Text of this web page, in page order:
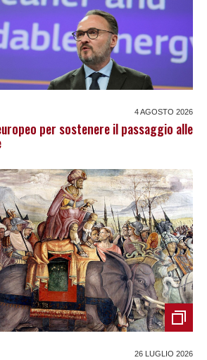
4 AGOSTO 2026
per sostenere il passaggio alle
26 LUGLIO 2026